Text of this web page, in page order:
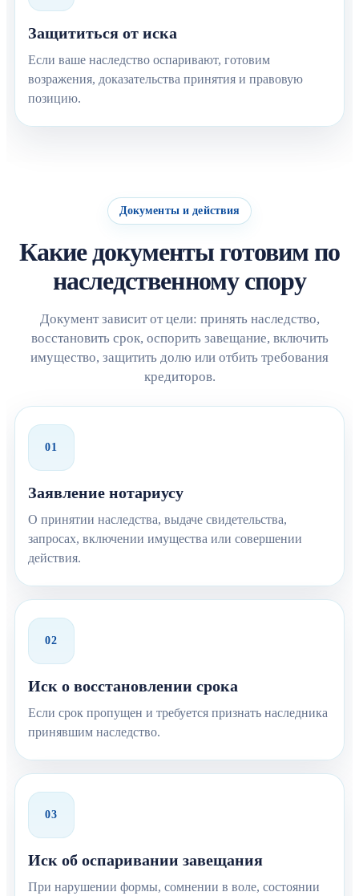
Защититься от иска
Если ваше наследство оспаривают, готовим
возражения, доказательства принятия и правовую
позицию.
Документы и действия
Какие документы готовим по
наследственному спору
Документ зависит от цели: принять наследство,
восстановить срок, оспорить завещание, включить
имущество, защитить долю или отбить требования
кредиторов.
01
Заявление нотариусу
О принятии наследства, выдаче свидетельства,
запросах, включении имущества или совершении
действия.
02
Иск о восстановлении срока
Если срок пропущен и требуется признать наследника
принявшим наследство.
03
Иск об оспаривании завещания
При нарушении формы, сомнении в воле, состоянии